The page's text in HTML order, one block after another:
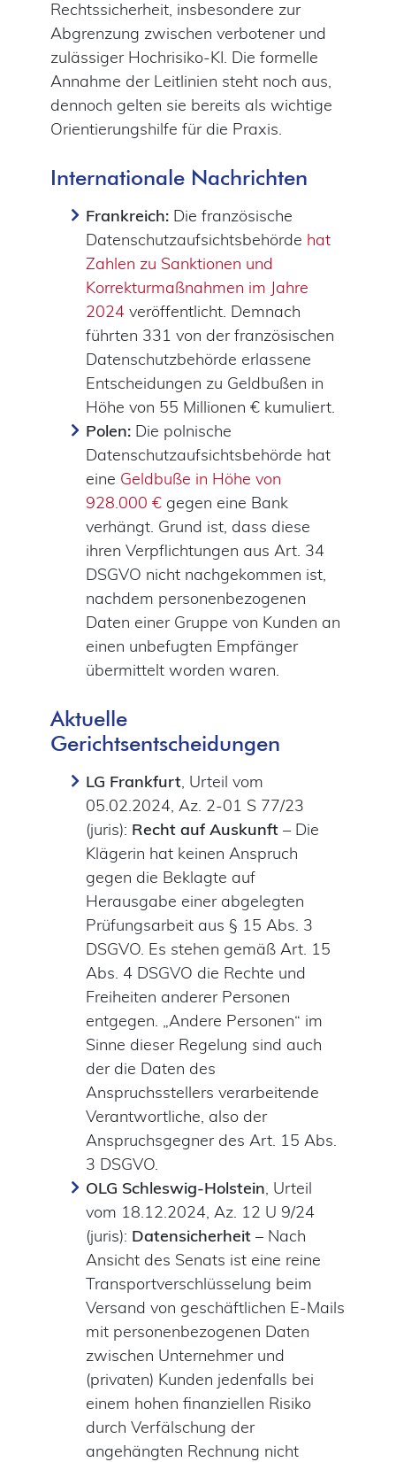
Rechtssicherheit, insbesondere zur
Abgrenzung zwischen verbotener und
zulässiger Hochrisiko-KI. Die formelle
Annahme der Leitlinien steht noch aus,
dennoch gelten sie bereits als wichtige
Orientierungshilfe für die Praxis.
Internationale Nachrichten
Frankreich:Die französische
Datenschutzaufsichtsbehörde hat
Zahlen zu Sanktionen und
Korrekturmaßnahmen im Jahre
2024veröffentlicht. Demnach
führten 331 von der französischen
Datenschutzbehörde erlassene
Entscheidungen zu Geldbußen in
Höhe von 55 Millionen € kumuliert.
Polen:Die polnische
Datenschutzaufsichtsbehörde hat
eine Geldbuße in Höhe von
928.000 €gegen eine Bank
verhängt. Grund ist, dass diese
ihren Verpflichtungen aus Art. 34
DSGVO nicht nachgekommen ist,
nachdem personenbezogenen
Daten einer Gruppe von Kunden an
einen unbefugten Empfänger
übermittelt worden waren.
Aktuelle
Gerichtsentscheidungen
LG Frankfurt, Urteil vom
05.02.2024, Az. 2-01 S 77/23
(juris): Recht auf Auskunft– Die
Klägerin hat keinen Anspruch
gegen die Beklagte auf
Herausgabe einer abgelegten
Prüfungsarbeit aus § 15 Abs. 3
DSGVO. Es stehen gemäß Art. 15
Abs. 4 DSGVO die Rechte und
Freiheiten anderer Personen
entgegen. „Andere Personen“ im
Sinne dieser Regelung sind auch
der die Daten des
Anspruchsstellers verarbeitende
Verantwortliche, also der
Anspruchsgegner des Art. 15 Abs.
3 DSGVO.
OLG Schleswig-Holstein, Urteil
vom 18.12.2024, Az. 12 U 9/24
(juris): Datensicherheit – Nach
Ansicht des Senats ist eine reine
Transportverschlüsselung beim
Versand von geschäftlichen E-Mails
mit personenbezogenen Daten
zwischen Unternehmer und
(privaten) Kunden jedenfalls bei
einem hohen finanziellen Risiko
durch Verfälschung der
angehängten Rechnung nicht